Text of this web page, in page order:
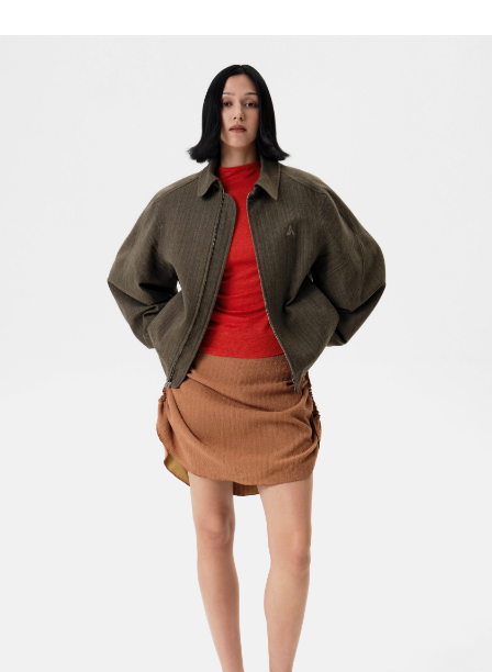
ПОДПИШИТЕСЬ НА НАШУ РАССЫЛКУ!
Нажимая на кнопку, вы даете согласие на обработку
персональных данных и соглашаетесь c
политикой
Подписаться